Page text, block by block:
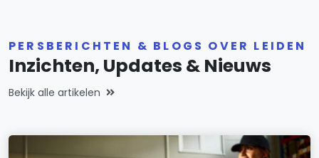
PERSBERICHTEN & BLOGS OVER LEIDEN
Inzichten, Updates & Nieuws
Bekijk alle artikelen